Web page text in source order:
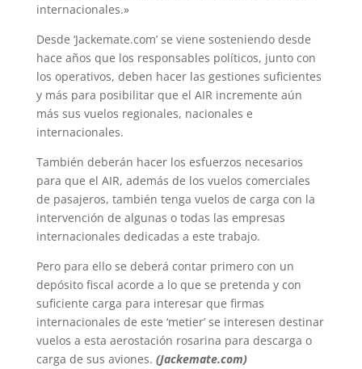
internacionales.»
Desde ‘Jackemate.com’ se viene sosteniendo desde
hace años que los responsables políticos, junto con
los operativos, deben hacer las gestiones suficientes
y más para posibilitar que el AIR incremente aún
más sus vuelos regionales, nacionales e
internacionales.
También deberán hacer los esfuerzos necesarios
para que el AIR, además de los vuelos comerciales
de pasajeros, también tenga vuelos de carga con la
intervención de algunas o todas las empresas
internacionales dedicadas a este trabajo.
Pero para ello se deberá contar primero con un
depósito fiscal acorde a lo que se pretenda y con
suficiente carga para interesar que firmas
internacionales de este ‘metier’ se interesen destinar
vuelos a esta aerostación rosarina para descarga o
carga de sus aviones. (Jackemate.com)